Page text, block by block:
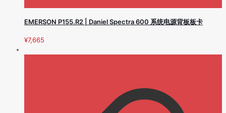
EMERSON P155.R2 | Daniel Spectra 600 系统电源背板板卡
¥7,665